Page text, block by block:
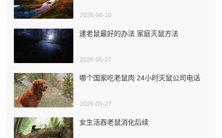
2026-06-10
逮老鼠最好的办法 家庭灭鼠方法
2026-05-27
哪个国家吃老鼠肉 24小时灭鼠公司电话
2026-05-27
女生活吞老鼠消化后续